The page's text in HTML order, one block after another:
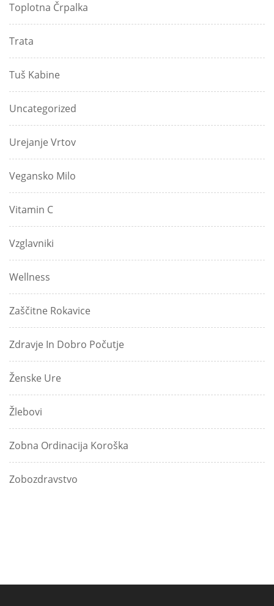
Toplotna Črpalka
Trata
Tuš Kabine
Uncategorized
Urejanje Vrtov
Vegansko Milo
Vitamin C
Vzglavniki
Wellness
Zaščitne Rokavice
Zdravje In Dobro Počutje
Ženske Ure
Žlebovi
Zobna Ordinacija Koroška
Zobozdravstvo